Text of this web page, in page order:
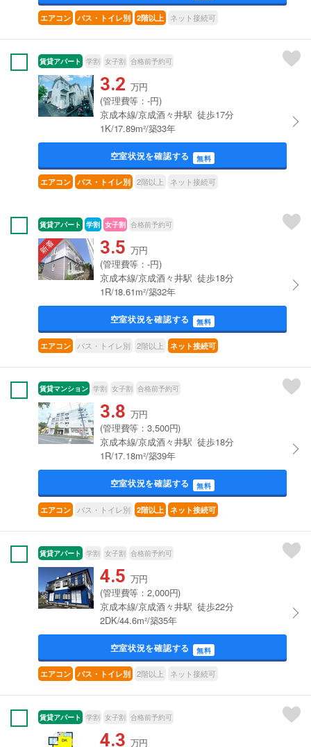
エアコン バス・トイレ別 2階以上 ネット接続可
賃貸アパート 学割 女子割 合格前予約可
3.2 万円
(管理費等：-円)
京成本線/京成酒々井駅 徒歩17分
1K/17.89m²/築33年
空室状況を確認する 無料
エアコン バス・トイレ別 2階以上 ネット接続可
賃貸アパート 学割 女子割 合格前予約可
3.5 万円
(管理費等：-円)
京成本線/京成酒々井駅 徒歩18分
1R/18.61m²/築32年
空室状況を確認する 無料
エアコン バス・トイレ別 2階以上 ネット接続可
賃貸マンション 学割 女子割 合格前予約可
3.8 万円
(管理費等：3,500円)
京成本線/京成酒々井駅 徒歩18分
1R/17.18m²/築39年
空室状況を確認する 無料
エアコン バス・トイレ別 2階以上 ネット接続可
賃貸アパート 学割 女子割 合格前予約可
4.5 万円
(管理費等：2,000円)
京成本線/京成酒々井駅 徒歩22分
2DK/44.6m²/築35年
空室状況を確認する 無料
エアコン バス・トイレ別 2階以上 ネット接続可
賃貸アパート 学割 女子割 合格前予約可
4.3 万円